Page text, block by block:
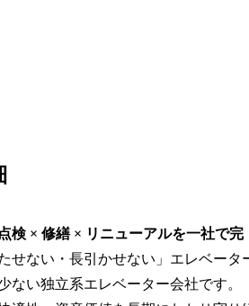
検 × 修繕 × リニューアルを一社で完
せない・長引かせない」エレベータ
ない独立系エレベーター会社です。